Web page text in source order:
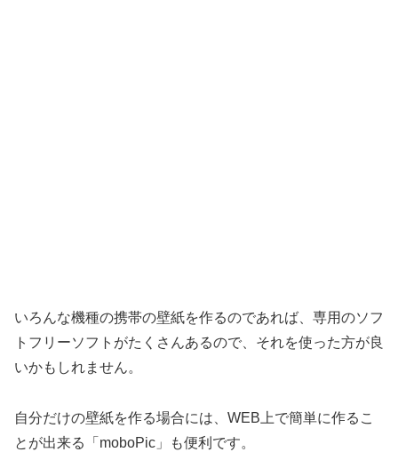
いろんな機種の携帯の壁紙を作るのであれば、専用のソフ
トフリーソフトがたくさんあるので、それを使った方が良
いかもしれません。
自分だけの壁紙を作る場合には、WEB上で簡単に作るこ
とが出来る「moboPic」も便利です。